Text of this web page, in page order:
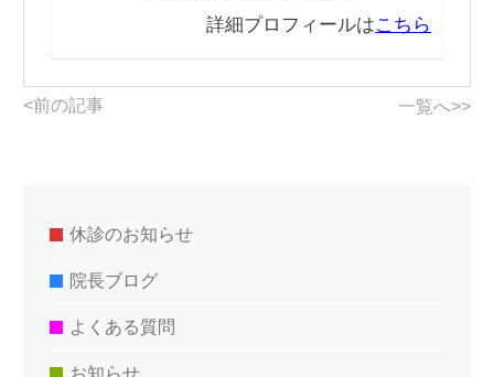
詳細プロフィールはこちら
<前の記事 一覧へ>>
休診のお知らせ
院長ブログ
よくある質問
お知らせ